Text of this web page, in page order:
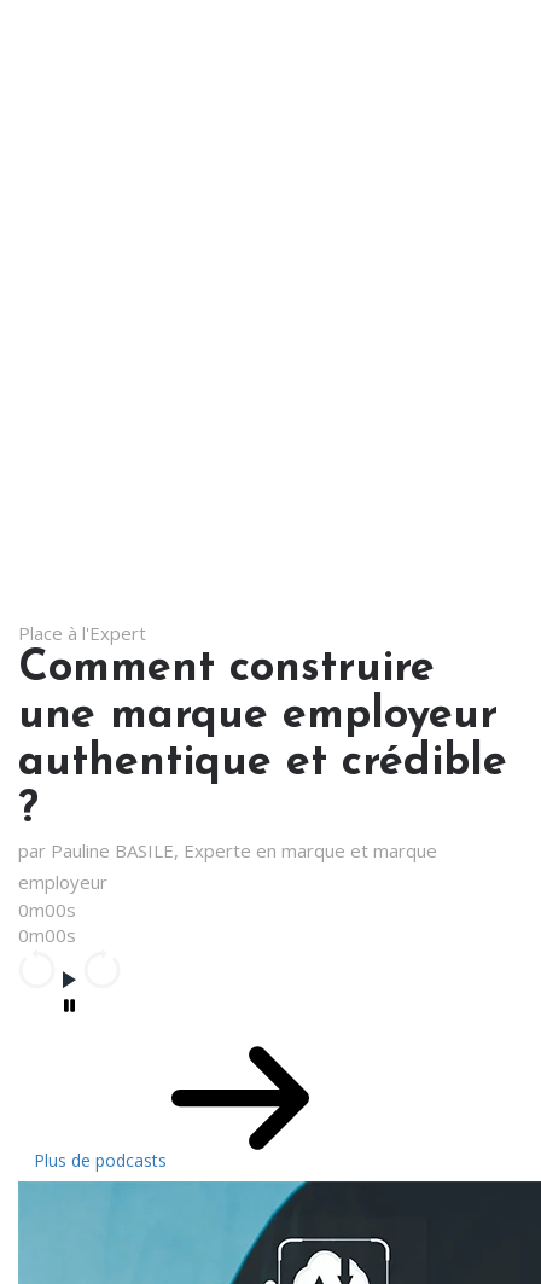
Place à l'Expert
Comment construire
une marque employeur
authentique et crédible
?
par Pauline BASILE, Experte en marque et marque
employeur
0m00s
0m00s
Plus de podcasts